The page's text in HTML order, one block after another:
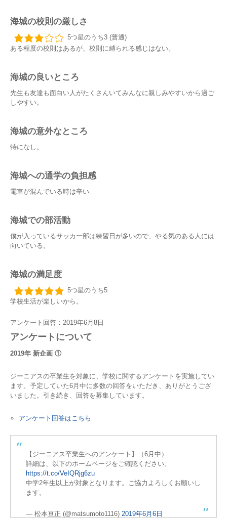
海城の校則の厳しさ
5つ星のうち3 (普通)
ある程度の校則はあるが、校則に縛られる感じはない。
海城の良いところ
先生も友達も面白い人がたくさんいてみんなに親しみやすいから過ご
しやすい。
海城の意外なところ
特になし。
海城への通学の負担感
電車が混んでいる時は辛い
海城での部活動
僕が入っているサッカー部は練習日が多いので、やる気のある人には
向いている。
海城の満足度
5つ星のうち5
学校生活が楽しいから。
アンケート回答：2019年6月8日
アンケートについて
2019年 新企画 ①
ジーニアスの卒業生を対象に、学校に関するアンケートを実施してい
ます。予定していた6月中に多数の回答をいただき、ありがとうござ
いました。引き続き、回答を募集しています。
アンケート回答はこちら
【ジーニアス卒業生へのアンケート】（6月中）
詳細は、以下のホームページをご確認ください。
https://t.co/VeIQRjg6zu
中学2年生以上が対象となります。ご協力よろしくお願いし
ます。
— 松本亘正 (@matsumoto1116) 2019年6月6日